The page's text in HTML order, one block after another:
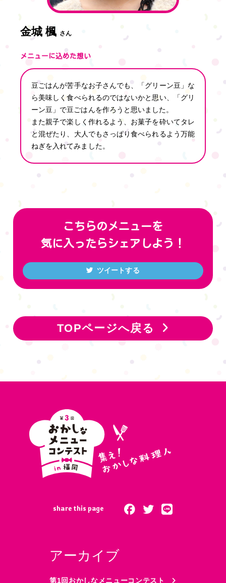
金城 楓 さん
メニューに込めた想い
豆ごはんが苦手なお子さんでも、「グリーン豆」な
ら美味しく食べられるのではないかと思い、「グリ
ーン豆」で豆ごはんを作ろうと思いました。
また親子で楽しく作れるよう、お菓子を砕いてタレ
と混ぜたり、大人でもさっぱり食べられるよう万能
ねぎを入れてみました。
こちらのメニューを
気に入ったら シェアしよう！
ツイートする
TOPページへ戻る
share this page
アーカイブ
第1回おかしなメニューコンテスト